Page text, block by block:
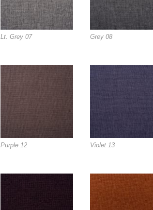
Lt. Grey 07 Grey 08
Purple 12 Violet 13